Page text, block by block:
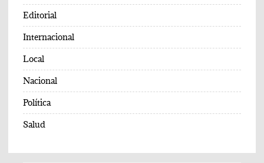
Editorial
Internacional
Local
Nacional
Política
Salud